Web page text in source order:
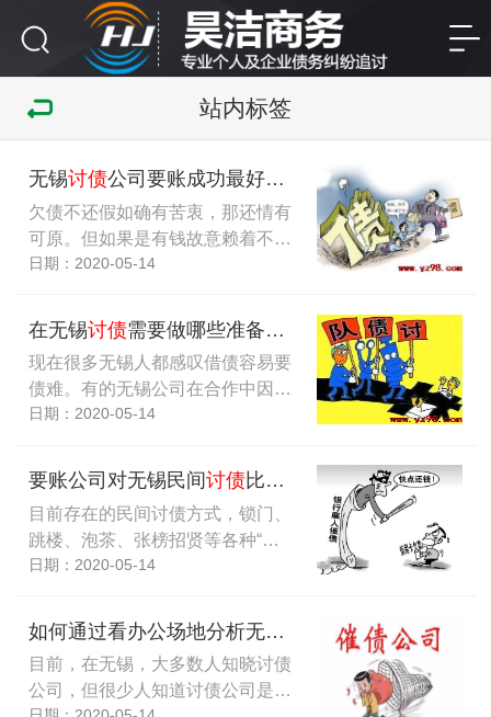
站内标签
无锡讨债公司要账成功最好能知道欠债人的短处
欠债不还假如确有苦衷，那还情有
可原。但如果是有钱故意赖着不…
日期：2020-05-14
在无锡讨债需要做哪些准备才能提高 讨债成功率
现在很多无锡人都感叹借债容易要
债难。有的无锡公司在合作中因…
日期：2020-05-14
要账公司对无锡民间讨债比较有效合法的方法推荐
目前存在的民间讨债方式，锁门、
跳楼、泡茶、张榜招贤等各种“…
日期：2020-05-14
如何通过看办公场地分析无锡要账公司哪家好？实力？
目前，在无锡，大多数人知晓讨债
公司，但很少人知道讨债公司是…